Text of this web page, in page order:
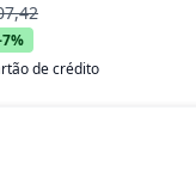
de crédito